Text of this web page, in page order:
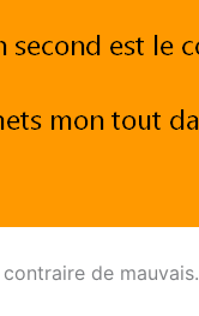
de mauvais.